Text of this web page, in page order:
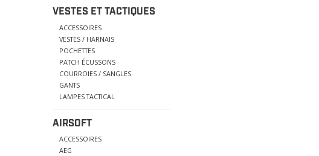
VESTES ET TACTIQUES
ACCESSOIRES
VESTES / HARNAIS
POCHETTES
PATCH ÉCUSSONS
COURROIES / SANGLES
GANTS
LAMPES TACTICAL
AIRSOFT
ACCESSOIRES
AEG